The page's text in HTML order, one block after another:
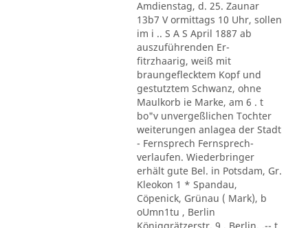
Amdienstag, d. 25. Zaunar
13b7 V ormittags 10 Uhr, sollen
im i .. S A S April 1887 ab
auszuführenden Er-
fitrzhaarig, weiß mit
braungeflecktem Kopf und
gestutztem Schwanz, ohne
Maulkorb ie Marke, am 6 . t
bo"v unvergeßlichen Tochter
weiterungen anlagea der Stadt
- Fernsprech Fernsprech-
verlaufen. Wiederbringer
erhält gute Bel. in Potsdam, Gr.
Kleokon 1 * Spandau,
Cöpenick, Grünau ( Mark), b
oUmn1tu , Berlin